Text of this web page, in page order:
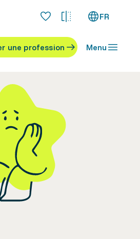
FR
une profession Menu